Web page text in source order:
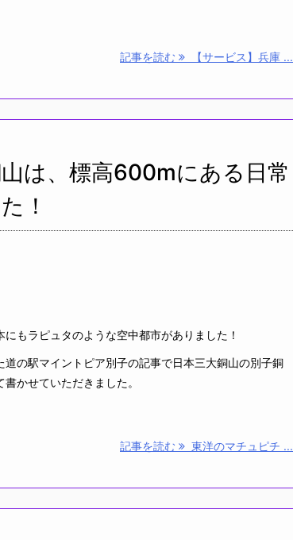
記事を読む 【サービス】兵庫 ...
は、標高600mにある日常
！
もラピュタのような空中都市がありました！
の駅マイントピア別子の記事で日本三大銅山の別子銅
かせていただきました。
記事を読む 東洋のマチュピチ ...